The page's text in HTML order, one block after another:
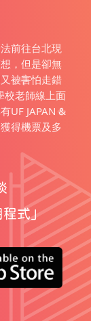
前往台北現
，但是卻無
被害怕走錯
校老師線上面
UF JAPAN &
得機票及多
式」